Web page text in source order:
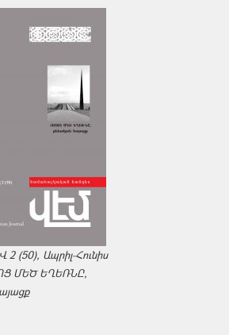
(50), Ապրիլ-Հունիս
ՄԵԾ ԵՂԵՌՆԸ,